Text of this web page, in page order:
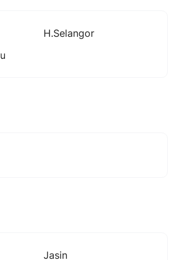
H.selangor
Jasin